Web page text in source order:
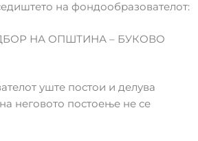
на фондообразователот:
НА ОПШТИНА – БУКОВО
уште постои и делува
неговото постоење не се